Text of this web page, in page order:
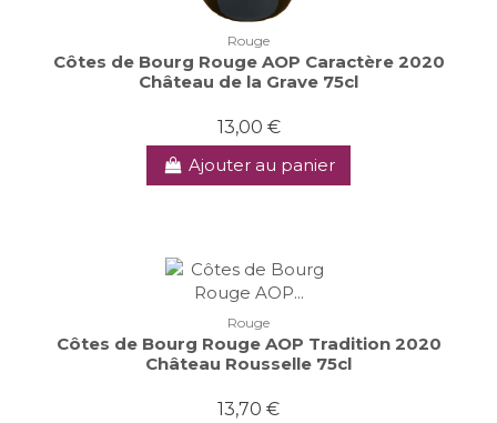
Rouge
Côtes de Bourg Rouge AOP Caractère 2020
Château de la Grave 75cl
13,00 €
Ajouter au panier
Rouge
Côtes de Bourg Rouge AOP Tradition 2020
Château Rousselle 75cl
13,70 €